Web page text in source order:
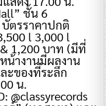
ชั้น 6
บัตรราคาปกติ
l 3,000 l
1,200 บาท (มีที่
น้างานมีผลงาน
ะของที่ระลึก
น.
@classyrecords